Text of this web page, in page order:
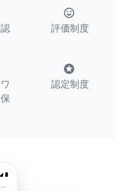
tag_faces
評価制度
stars
認定制度